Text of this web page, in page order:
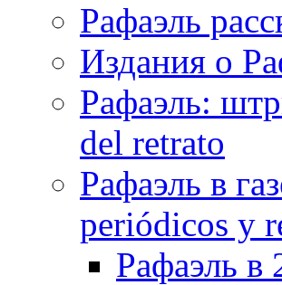
Рафаэль
Издания о
Рафаэль:
del retrato
Рафаэль в
periódicos y
Рафаэль в